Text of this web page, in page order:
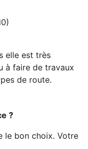
elle est très
à faire de travaux
de route.
?
le bon choix. Votre